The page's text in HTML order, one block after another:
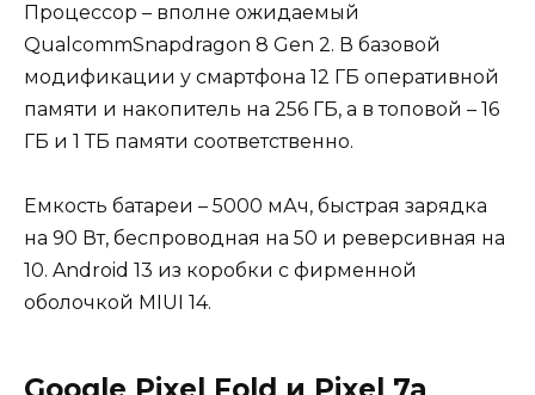
Процессор – вполне ожидаемый
QualcommSnapdragon 8 Gen 2. В базовой
модификации у смартфона 12 ГБ оперативной
памяти и накопитель на 256 ГБ, а в топовой – 16
ГБ и 1 ТБ памяти соответственно.
Емкость батареи – 5000 мАч, быстрая зарядка
на 90 Вт, беспроводная на 50 и реверсивная на
10. Android 13 из коробки с фирменной
оболочкой MIUI 14.